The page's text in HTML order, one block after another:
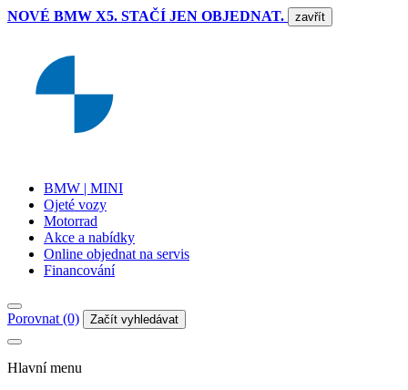
NOVÉ BMW X5. STAČÍ JEN OBJEDNAT. zavřít
BMW | MINI
Ojeté vozy
Motorrad
Akce a nabídky
Online objednat na servis
Financování
Porovnat (0) Začít vyhledávat
Hlavní menu